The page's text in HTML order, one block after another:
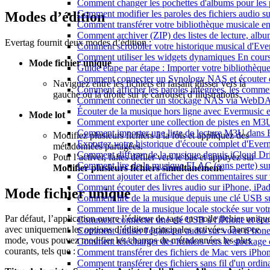
Comment changer les pochettes d'albums pour
Comment modifier les paroles des fichiers audio
Comment transférer votre bibliothèque musicale
Comment archiver (ZIP) des listes de lecture,
Comment scrobbler votre historique musical
Comment utiliser les widgets dynamiques En
Guide étape par étape : Importer votre
Comment connecter un Synology NAS et
Comment afficher les paroles intégrées, les
Comment connecter un stockage NAS via
Écouter de la musique hors ligne avec
Comment exporter une collection de pistes en
Comment importer une liste de lecture M3U dans
Exportez votre historique d'écoute complet
Comment diffuser de la musique depuis iCloud
Comment lire de la musique FLAC (sans perte)
Comment ajouter et afficher des commentaires
Comment écouter des livres audio sur iPhone,
Comment lire de la musique depuis une clé USB
Comment lire de la musique locale stockée sur
Comment connecter une clé USB à l'iPhone et
Comment utiliser l'égaliseur audio sur votre
Comment télécharger des fichiers vers le
Comment transférer des fichiers de Mac vers
Comment transférer des fichiers sans fil d'un
Modes d’édition
Evertag fournit deux modes d’édition :
Mode fichier unique
Naviguez entre les fichiers en faisant glisser vers la
gauche ou la droite sur le carrousel d’illustrations.
Mode lot
Modifiez plusieurs fichiers à la fois et appliquez des
métadonnées partagées.
Pour l’activer, faites défiler vers le bas et appuyez sur
Modifier plusieurs fichiers simultanément.
Mode fichier unique
Par défaut, l’application ouvre l’éditeur de tags en mode fichier
avec uniquement les options d’édition principales activées. Dans ce
mode, vous pouvez modifier les champs de métadonnées les plus
courants, tels que :